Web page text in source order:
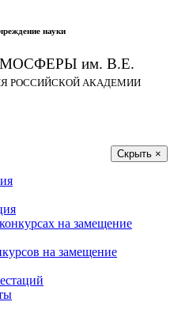
науки
им. В.Е.
РОССИЙСКОЙ АКАДЕМИИ
Скрыть ×
на замещение
на замещение